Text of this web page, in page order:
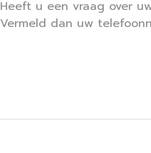
Heeft u een vraag over
Vermeld dan uw